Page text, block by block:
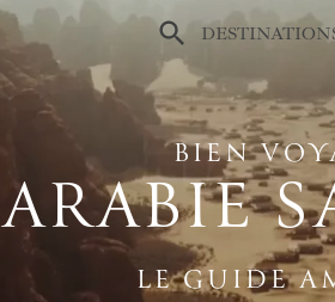
×
BIEN
ARABIE
LE GUIDE